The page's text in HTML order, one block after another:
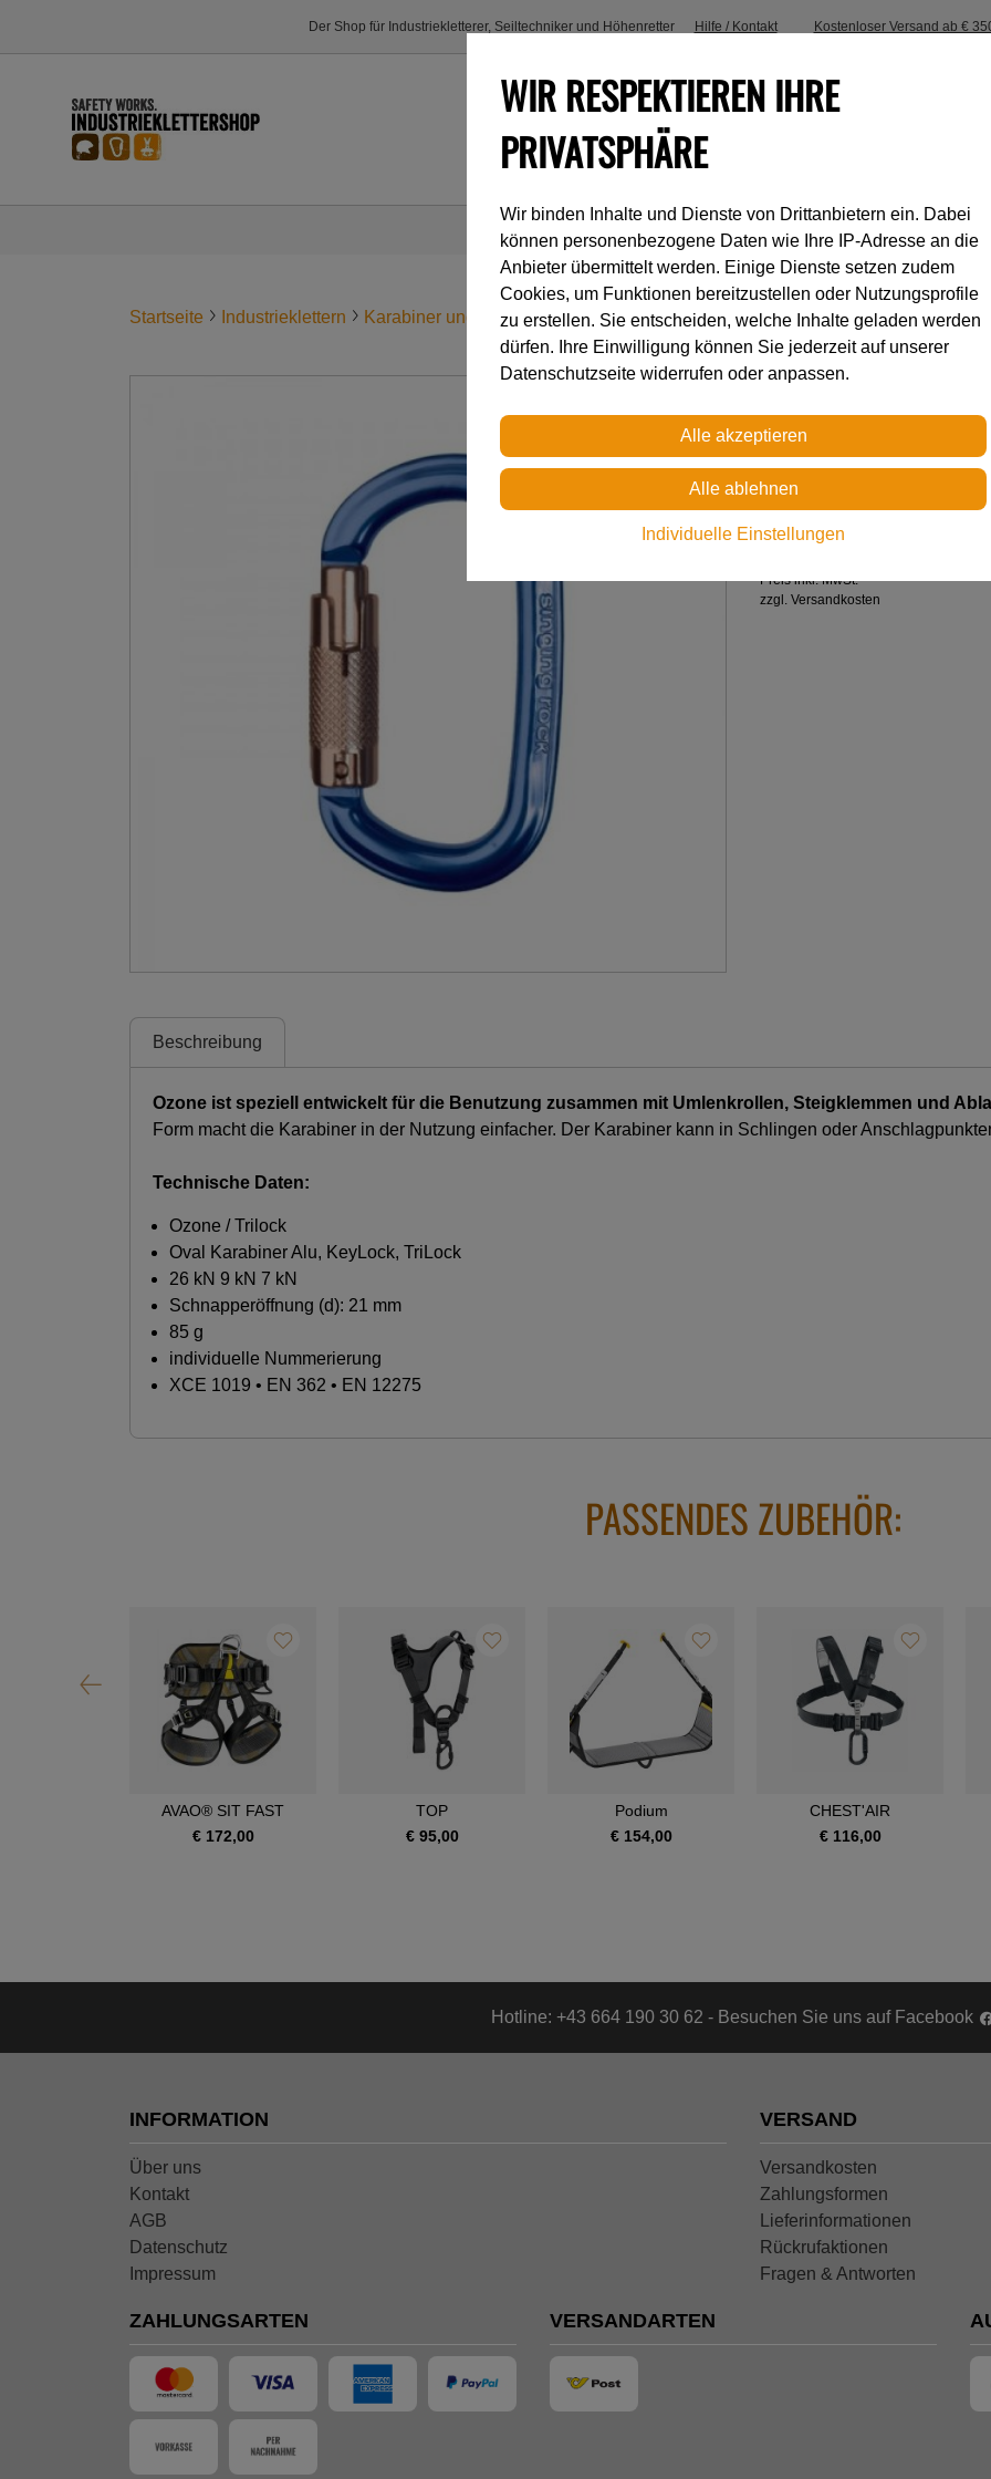
Der Shop für Industriekletterer, Seiltechniker und Höhenretter Hilfe / Kontakt Kostenloser Versand ab €
Industrieklettern Accessoires
Startseite Industrieklettern Karabiner und Verbindungselemente Alukarabiner Ozone Trilock mit Keylock
OZONE
Ozone ist speziell
Umlenkrollen,
€ 17,00
Preis inkl. MwSt.
zzgl. Versandkosten
Beschreibung
Ozone ist speziell entwickelt für die Benutzung zusammen mit Umlenkrollen, Steigklemmen und
Form macht die Karabiner in der Nutzung einfacher. Der Karabiner kann in Schlingen oder
Technische Daten:
Ozone / Trilock
Oval Karabiner Alu, KeyLock, TriLock
26 kN 9 kN 7 kN
Schnapperöffnung (d): 21 mm
85 g
individuelle Nummerierung
XCE 1019 • EN 362 • EN 12275
PASSENDES ZUBEHÖR:
AVAO® SIT FAST
€ 172,00
TOP
€ 95,00
Podium
€ 154,00
CHEST'AIR
€ 116,00
WIR RESPEKTIEREN IHRE
PRIVATSPHÄRE
Wir binden Inhalte und Dienste von Drittanbietern ein. Dabei
können personenbezogene Daten wie Ihre IP-Adresse an die
Anbieter übermittelt werden. Einige Dienste setzen zudem
Cookies, um Funktionen bereitzustellen oder Nutzungsprofile
zu erstellen. Sie entscheiden, welche Inhalte geladen werden
dürfen. Ihre Einwilligung können Sie jederzeit auf unserer
Datenschutzseite widerrufen oder anpassen.
Individuelle Einstellungen
Hotline: +43 664 190 30 62 - Besuchen Sie uns auf Facebook
INFORMATION
Über uns
Kontakt
AGB
Datenschutz
Impressum
VERSAND
Versandkosten
Zahlungsformen
Lieferinformationen
Rückrufaktionen
Fragen & Antworten
ZAHLUNGSARTEN VERSANDARTEN